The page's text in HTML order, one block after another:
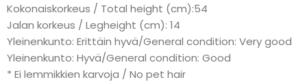
Kokonaiskorkeus / Total height (cm):54
Jalan korkeus / Legheight (cm): 14
Yleinenkunto: Erittäin hyvä/General condition: Very good
Yleinenkunto: Hyvä/General condition: Good
* Ei lemmikkien karvoja / No pet hair